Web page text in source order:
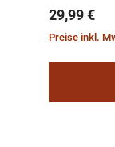
team of
the
Regulärer
29,99 €
Preise inkl.